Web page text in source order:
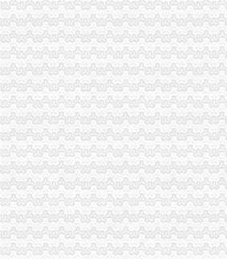
【临沂进出口公司注册_进出口公司注册流程_进
【淄博进出口公司注册_进出口公司注册流程_进
供应旧切割机进口手续-流程_深圳海桥进出口
【重庆世科技有限公司新招聘信息】_聘网
在泉州注册进出口代理公司的流程-家居装修互
二手机械进口报关|旧设备进口代理|旧机器进口
办理广州进出口权的流程有没有公司可以代办进
其他产品进口流程|其他产品进口代理|华南亚东
上海港代理原木材进口报关/报关报检流程_广东
/上海代理进口旧设备报关】厂家,价格,图片_虎
招商银行--重庆百货（）重大资产购买及托管暨
广发证券
进出口权变更办理流程及所需资料？-企业法人
【上海进出口公司注册_进出口公司注册流程_
南京外贸公司进出口经营权申请条件及流程-中